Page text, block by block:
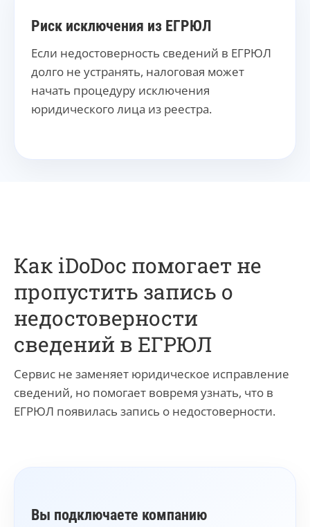
Риск исключения из ЕГРЮЛ
Если недостоверность сведений в ЕГРЮЛ
долго не устранять, налоговая может
начать процедуру исключения
юридического лица из реестра.
Как iDoDoc помогает не
пропустить запись о
недостоверности
сведений в ЕГРЮЛ
Сервис не заменяет юридическое исправление
сведений, но помогает вовремя узнать, что в
ЕГРЮЛ появилась запись о недостоверности.
Вы подключаете компанию